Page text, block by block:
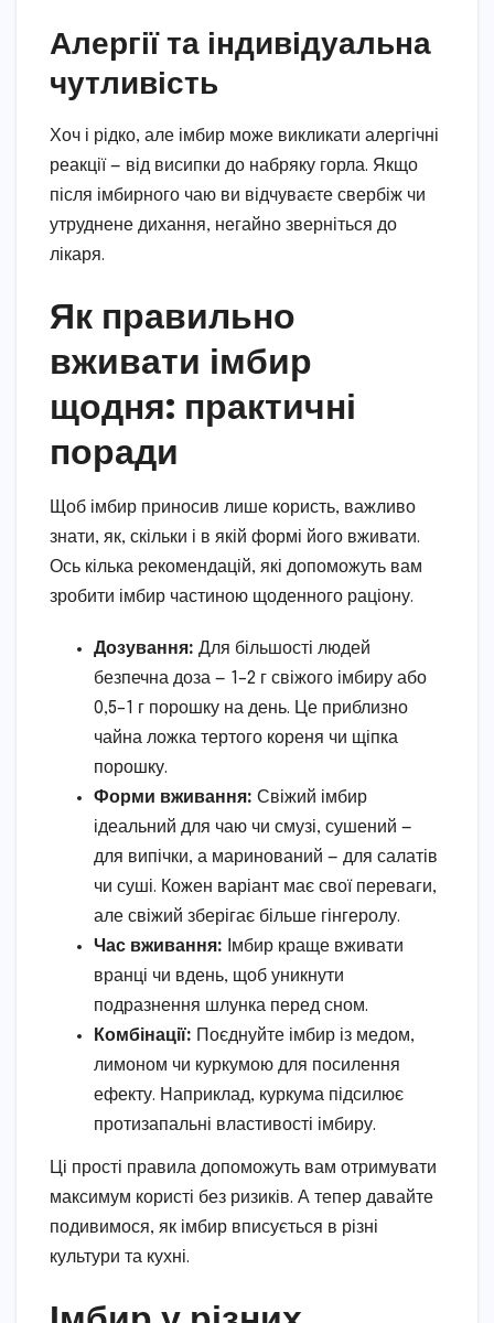
Алергії та індивідуальна
чутливість
Хоч і рідко, але імбир може викликати алергічні
реакції — від висипки до набряку горла. Якщо
після імбирного чаю ви відчуваєте свербіж чи
утруднене дихання, негайно зверніться до
лікаря.
Як правильно
вживати імбир
щодня: практичні
поради
Щоб імбир приносив лише користь, важливо
знати, як, скільки і в якій формі його вживати.
Ось кілька рекомендацій, які допоможуть вам
зробити імбир частиною щоденного раціону.
Дозування: Для більшості людей
безпечна доза — 1–2 г свіжого імбиру або
0,5–1 г порошку на день. Це приблизно
чайна ложка тертого кореня чи щіпка
порошку.
Форми вживання: Свіжий імбир
ідеальний для чаю чи смузі, сушений —
для випічки, а маринований — для салатів
чи суші. Кожен варіант має свої переваги,
але свіжий зберігає більше гінгеролу.
Час вживання: Імбир краще вживати
вранці чи вдень, щоб уникнути
подразнення шлунка перед сном.
Комбінації: Поєднуйте імбир із медом,
лимоном чи куркумою для посилення
ефекту. Наприклад, куркума підсилює
протизапальні властивості імбиру.
Ці прості правила допоможуть вам отримувати
максимум користі без ризиків. А тепер давайте
подивимося, як імбир вписується в різні
культури та кухні.